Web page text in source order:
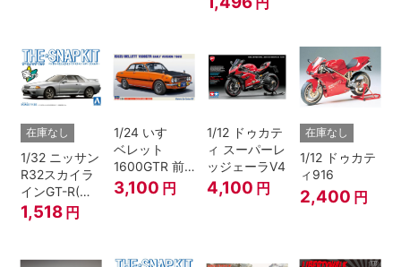
在庫なし
1/32 ニッサン
R32スカイラ
インGT-R(ス
パークシルバ
ー)
1,518 円
1/24 いすゞ
ベレット
1600GTR 前
期型（1969）
3,100 円
1/12 ドゥカテ
ィ スーパーレ
ッジェーラV4
4,100 円
在庫なし
1/12 ドゥカテ
ィ916
2,400 円